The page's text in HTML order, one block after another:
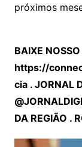
próximos
BAIXE
https://
cia. JORNAL
DA REGIÃO .